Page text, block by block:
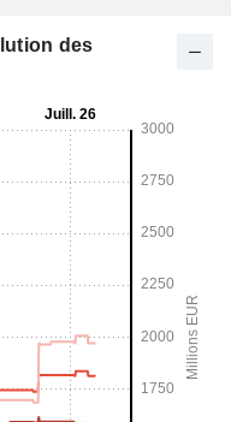
des